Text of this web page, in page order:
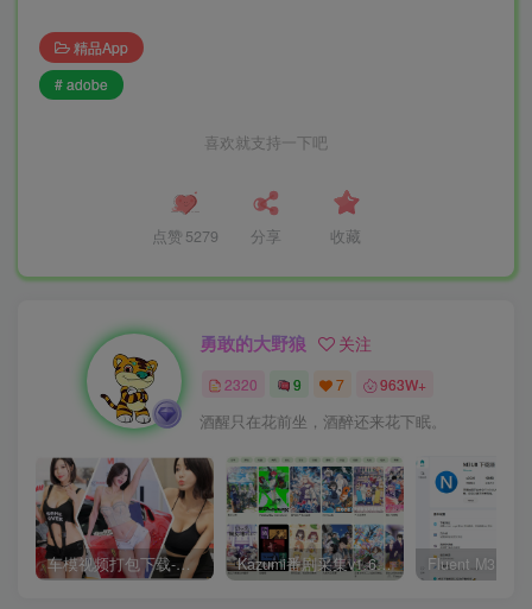
精品App
# adobe
喜欢就支持一下吧
点赞 5279 分享 收藏
勇敢的大野狼 关注
2320 9 7 963W+
酒醒只在花前坐，酒醉还来花下眠。
车模视频打包下载-高清无水印版 Kazumi番剧采集v1.6.9：支持自定义规则+在线观看+弹幕，跨平台下载